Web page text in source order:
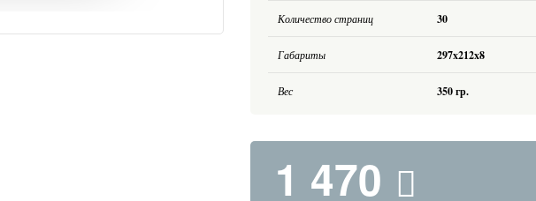
Количество страниц 30
Габариты 297x212x8
Вес 350 гр.
1 470